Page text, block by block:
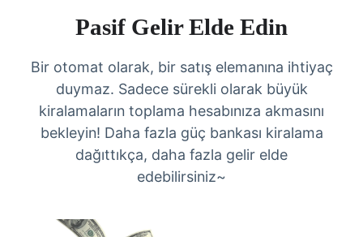
Pasif Gelir Elde Edin
Bir otomat olarak, bir satış elemanına ihtiyaç
duymaz. Sadece sürekli olarak büyük
kiralamaların toplama hesabınıza akmasını
bekleyin! Daha fazla güç bankası kiralama
dağıttıkça, daha fazla gelir elde
edebilirsiniz~